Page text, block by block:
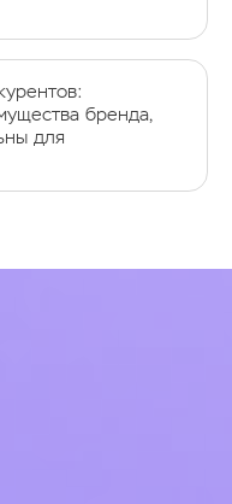
бренда,
для